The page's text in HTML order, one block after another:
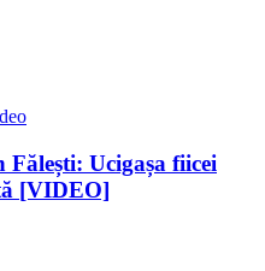
Ucigașa fiicei
[VIDEO]